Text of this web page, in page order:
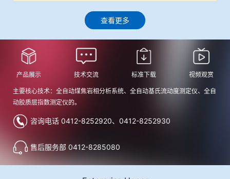
查看更多
产品展示 技术交流 标准下载 视频观赏
主要核心技术：全自动煤焦岩相分析系统、全自动基氏流动度测定仪、全自
动胶质层指数测定仪的。
咨询电话 0412-8252920、0412-8252930
售后服务部 0412-8285080